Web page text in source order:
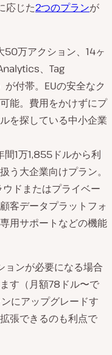
応じた2つのプランが
50万アクション、14ヶ
、Tag
付帯。EUの安全なク
能。費用をかけずにプ
を探している中小企業
間1万1,855ドルから利
う大企業向けプラン。
ドまたはプライベー
客データプラットフォ
用サポートなどの機能
ンが必要になる場合
す（月額78ドル〜で
にアップグレードす
張できるのも利点で